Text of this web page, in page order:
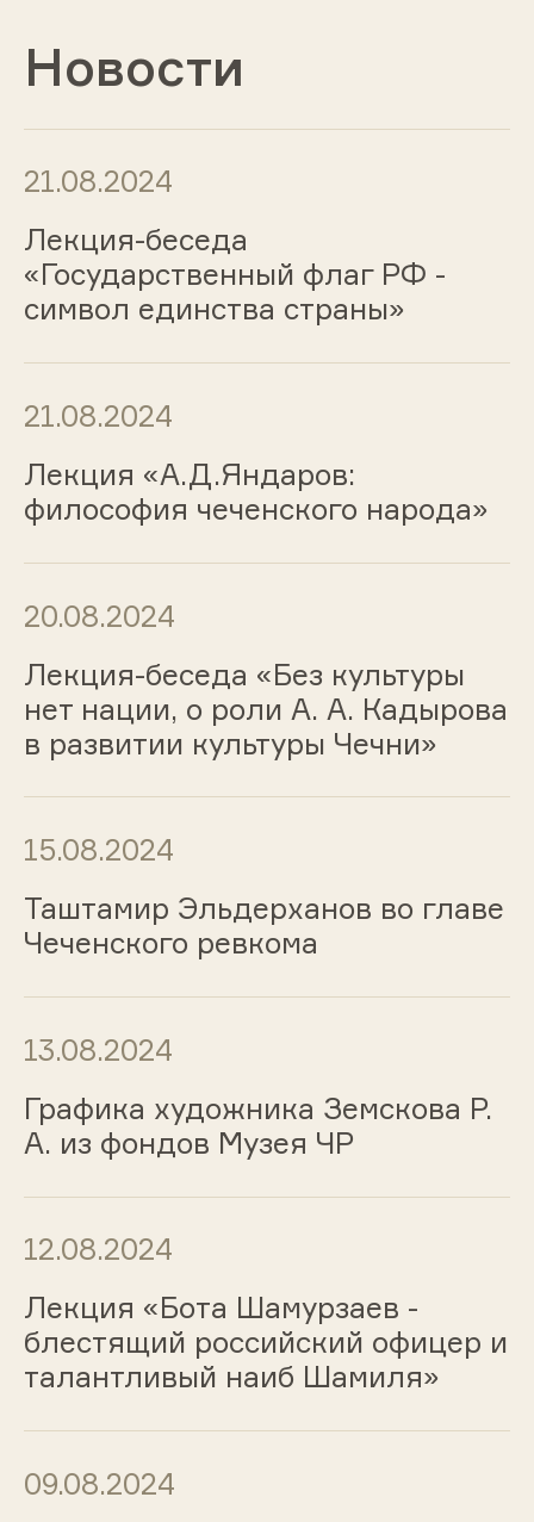
Новости
21.08.2024
Лекция-беседа
«Государственный флаг РФ -
символ единства страны»
21.08.2024
Лекция «А.Д.Яндаров:
философия чеченского народа»
20.08.2024
Лекция-беседа «Без культуры
нет нации, о роли А. А. Кадырова
в развитии культуры Чечни»
15.08.2024
Таштамир Эльдерханов во главе
Чеченского ревкома
13.08.2024
Графика художника Земскова Р.
А. из фондов Музея ЧР
12.08.2024
Лекция «Бота Шамурзаев -
блестящий российский офицер и
талантливый наиб Шамиля»
09.08.2024